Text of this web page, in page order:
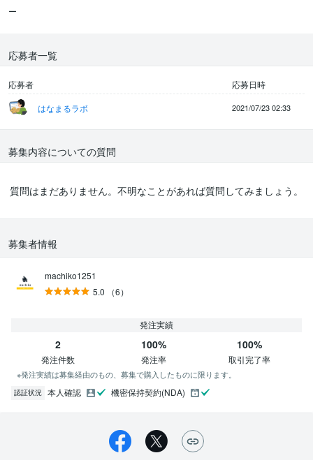
ー
応募者一覧
応募者
応募日時
はなまるラボ
2021/07/23 02:33
募集内容についての質問
質問はまだありません。不明なことがあれば質問してみましょう。
募集者情報
machiko1251
5.0
（6）
発注実績
2
発注件数
100%
発注率
100%
取引完了率
※発注実績は募集経由のもの、募集で購入したものに限ります。
認証状況 本人確認 機密保持契約(NDA)